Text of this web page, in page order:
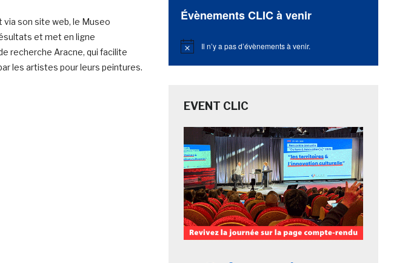
via son site web, le Museo
et met en ligne
recherche Aracne, qui facilite
les artistes pour leurs peintures.
Évènements CLIC à venir
Notice Il n’y a pas d’évènements à venir.
EVENT CLIC